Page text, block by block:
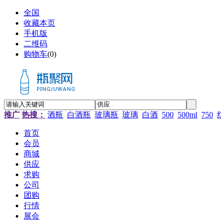
全国
收藏本页
手机版
二维码
购物车(0)
推广 热搜： 酒瓶 白酒瓶 玻璃瓶 玻璃 白酒 500 500ml 750
首页
会员
商城
供应
求购
公司
团购
行情
展会